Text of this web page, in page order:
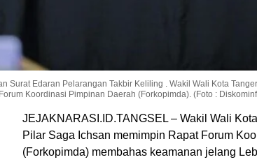
Surat Edaran Pelarangan Takbir Keliling . Wakil Wali Kota
Koordinasi Pimpinan Daerah (Forkopimda). (Foto :
JEJAKNARASI.ID.TANGSEL – Wakil Wali
Pilar Saga Ichsan memimpin Rapat Forum
(Forkopimda) membahas keamanan jelang